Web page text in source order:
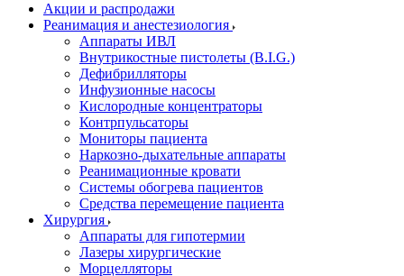
Акции и распродажи
Реанимация и анестезиология
Аппараты ИВЛ
Внутрикостные пистолеты (B.I.G.)
Дефибрилляторы
Инфузионные насосы
Кислородные концентраторы
Контрпульсаторы
Мониторы пациента
Наркозно-дыхательные аппараты
Реанимационные кровати
Системы обогрева пациентов
Средства перемещение пациента
Хирургия
Аппараты для гипотермии
Лазеры хирургические
Морцелляторы